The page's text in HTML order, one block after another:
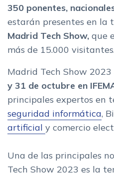
350 ponentes,
estarán presentes en la
Madrid Tech Show, que
más de 15.000
Madrid Tech Show
y 31 de octubre en
principales expertos en
seguridad informática,
artificial y comercio
Una de las principales
Tech Show 2023 es la